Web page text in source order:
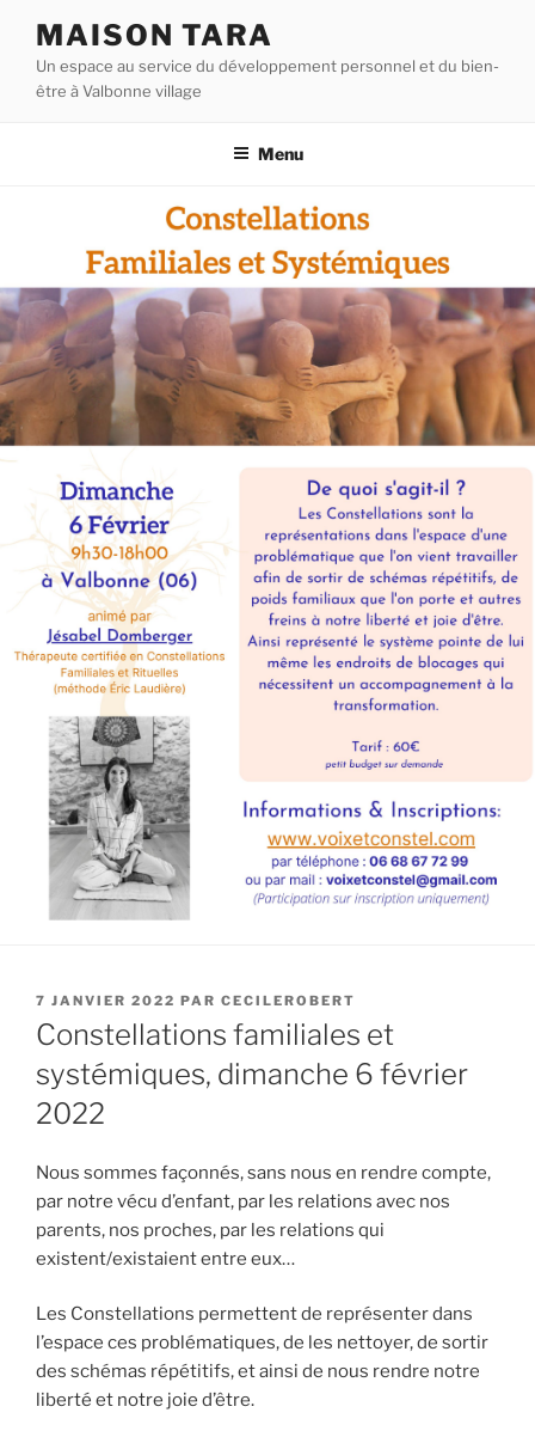
contenu
principal
MAISON TARA
Un espace au service du développement personnel et du bien-
être à Valbonne village
Menu
PUBLIÉ
LE
7 JANVIER 2022 PAR CECILEROBERT
Constellations familiales et
systémiques, dimanche 6 février
2022
Nous sommes façonnés, sans nous en rendre compte,
par notre vécu d’enfant, par les relations avec nos
parents, nos proches, par les relations qui
existent/existaient entre eux…
Les Constellations permettent de représenter dans
l’espace ces problématiques, de les nettoyer, de sortir
des schémas répétitifs, et ainsi de nous rendre notre
liberté et notre joie d’être.